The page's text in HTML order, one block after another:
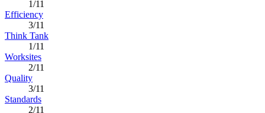
1/11
Efficiency
3/11
Think Tank
1/11
Worksites
2/11
Quality
3/11
Standards
2/11